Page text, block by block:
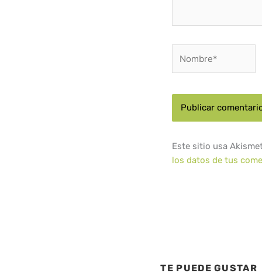
Este sitio usa
los datos de tus
TE PUEDE GUSTAR